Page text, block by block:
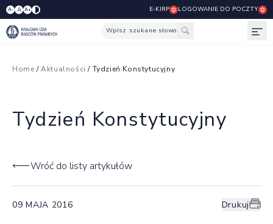
A- A A+ E-KIRP LOGOWANIE DO POCZTY
Wpisz szukane słowo
Home /Aktualności / Tydzień Konstytucyjny
Tydzień Konstytucyjny
Wróć do listy artykułów
09 MAJA 2016 Drukuj